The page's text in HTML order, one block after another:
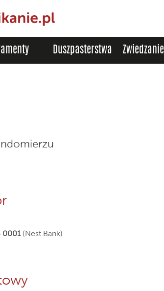
Duszpasterstwa Zwiedzanie
0001 (Nest Bank)